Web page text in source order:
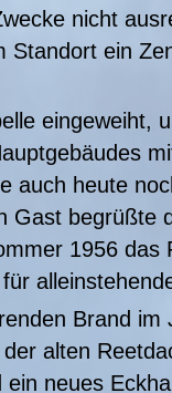
nicht
Standort ein
eingeweiht,
auch heute
Gast begrüßte
1956 das
Brand im
alten
neues